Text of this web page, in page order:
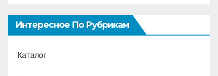
Интересное По Рубрикам
Каталог